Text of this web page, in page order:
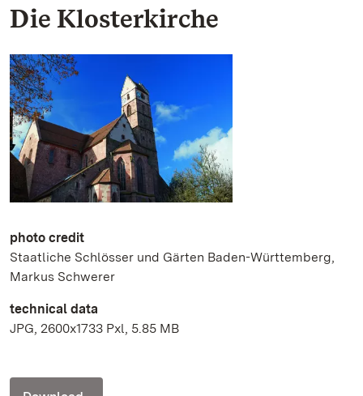
Die Klosterkirche
photo credit
Staatliche Schlösser und Gärten Baden-Württemberg,
Markus Schwerer
technical data
JPG, 2600x1733 Pxl, 5.85 MB